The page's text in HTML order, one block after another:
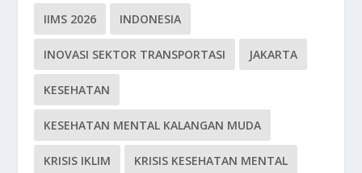
IIMS 2026 INDONESIA
INOVASI SEKTOR TRANSPORTASI JAKARTA
KESEHATAN
KESEHATAN MENTAL KALANGAN MUDA
KRISIS IKLIM KRISIS KESEHATAN MENTAL